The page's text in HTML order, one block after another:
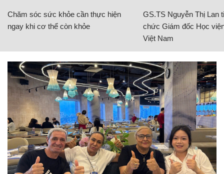
Chăm sóc sức khỏe cần thực hiện
ngay khi cơ thể còn khỏe
GS.TS Nguyễn Thị Lan
chức Giám đốc Học
Việt Nam